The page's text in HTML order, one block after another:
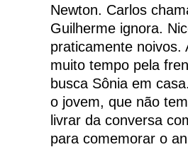
Newton. Carlos
Guilherme ignora.
praticamente noivos.
muito tempo pela
busca Sônia em
o jovem, que não
livrar da conversa
para comemorar o